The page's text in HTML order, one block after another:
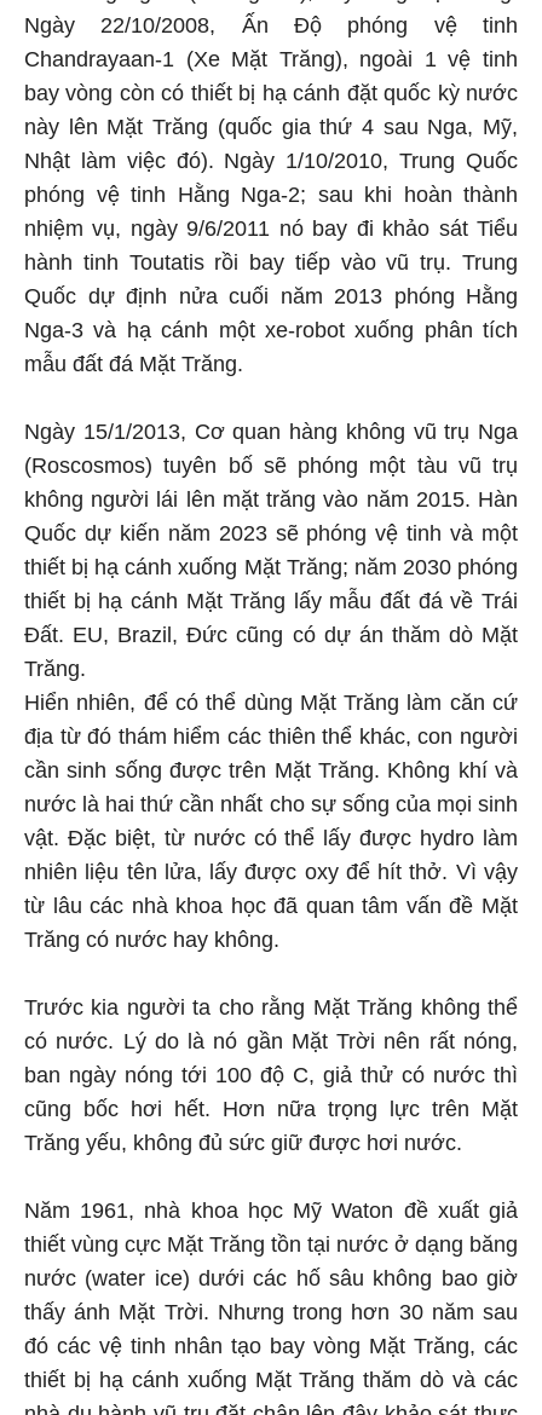
Ngày 22/10/2008, Ấn Độ phóng vệ tinh
Chandrayaan-1 (Xe Mặt Trăng), ngoài 1 vệ tinh
bay vòng còn có thiết bị hạ cánh đặt quốc kỳ nước
này lên Mặt Trăng (quốc gia thứ 4 sau Nga, Mỹ,
Nhật làm việc đó). Ngày 1/10/2010, Trung Quốc
phóng vệ tinh Hằng Nga-2; sau khi hoàn thành
nhiệm vụ, ngày 9/6/2011 nó bay đi khảo sát Tiểu
hành tinh Toutatis rồi bay tiếp vào vũ trụ. Trung
Quốc dự định nửa cuối năm 2013 phóng Hằng
Nga-3 và hạ cánh một xe-robot xuống phân tích
mẫu đất đá Mặt Trăng.
Ngày 15/1/2013, Cơ quan hàng không vũ trụ Nga
(Roscosmos) tuyên bố sẽ phóng một tàu vũ trụ
không người lái lên mặt trăng vào năm 2015. Hàn
Quốc dự kiến năm 2023 sẽ phóng vệ tinh và một
thiết bị hạ cánh xuống Mặt Trăng; năm 2030 phóng
thiết bị hạ cánh Mặt Trăng lấy mẫu đất đá về Trái
Đất. EU, Brazil, Đức cũng có dự án thăm dò Mặt
Trăng.
Hiển nhiên, để có thể dùng Mặt Trăng làm căn cứ
địa từ đó thám hiểm các thiên thể khác, con người
cần sinh sống được trên Mặt Trăng. Không khí và
nước là hai thứ cần nhất cho sự sống của mọi sinh
vật. Đặc biệt, từ nước có thể lấy được hydro làm
nhiên liệu tên lửa, lấy được oxy để hít thở. Vì vậy
từ lâu các nhà khoa học đã quan tâm vấn đề Mặt
Trăng có nước hay không.
Trước kia người ta cho rằng Mặt Trăng không thể
có nước. Lý do là nó gần Mặt Trời nên rất nóng,
ban ngày nóng tới 100 độ C, giả thử có nước thì
cũng bốc hơi hết. Hơn nữa trọng lực trên Mặt
Trăng yếu, không đủ sức giữ được hơi nước.
Năm 1961, nhà khoa học Mỹ Waton đề xuất giả
thiết vùng cực Mặt Trăng tồn tại nước ở dạng băng
nước (water ice) dưới các hố sâu không bao giờ
thấy ánh Mặt Trời. Nhưng trong hơn 30 năm sau
đó các vệ tinh nhân tạo bay vòng Mặt Trăng, các
thiết bị hạ cánh xuống Mặt Trăng thăm dò và các